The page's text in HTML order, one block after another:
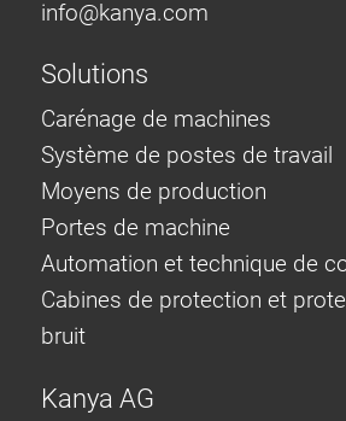
info@kanya.com
Solutions
Carénage de machines
Système de postes de travail
Moyens de production
Portes de machine
Automation et technique de
Cabines de protection et
bruit
Kanya AG